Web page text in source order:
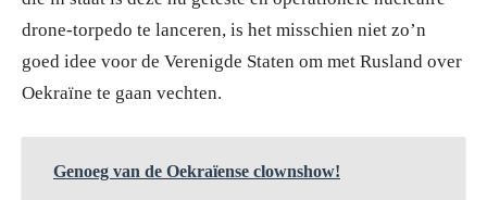
drone-torpedo te lanceren, is het misschien niet zo’n
goed idee voor de Verenigde Staten om met Rusland over
Oekraïne te gaan vechten.
Genoeg van de Oekraïense clownshow!